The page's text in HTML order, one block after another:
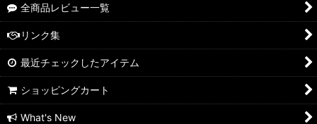
全商品レビュー一覧
リンク集
最近チェックしたアイテム
ショッピングカート
What's New